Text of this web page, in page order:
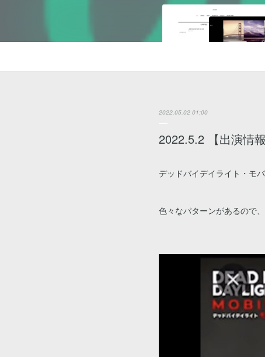
2022.05.02 01:00
2022.5.2 【出演情報
デッドバイデイライト・モ
色々なパターンがあるので